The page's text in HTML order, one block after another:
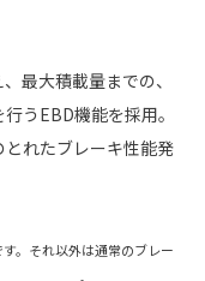
最大積載量までの、
うEBD機能を採用。
れたブレーキ性能発
。それ以外は通常のブレー